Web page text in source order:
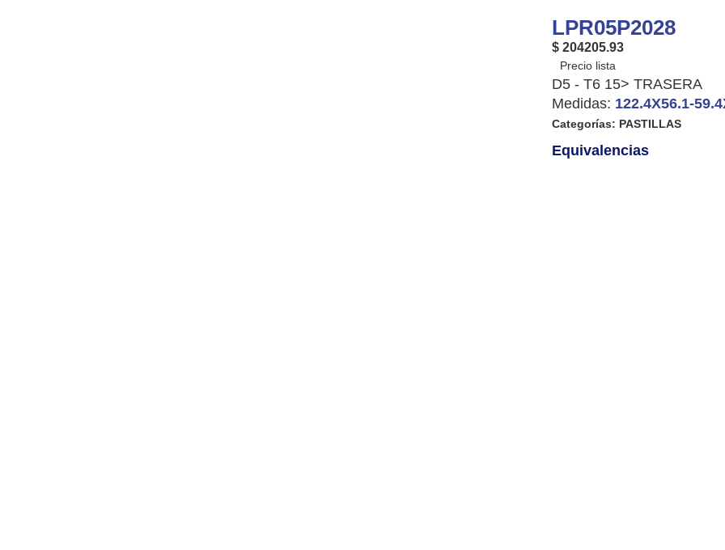
LPR05P2028
$ 204205.93
D5 - T6 15> TRASERA
Medidas: 122.4X56.1-
Categorías: PASTILLAS
Equivalencias